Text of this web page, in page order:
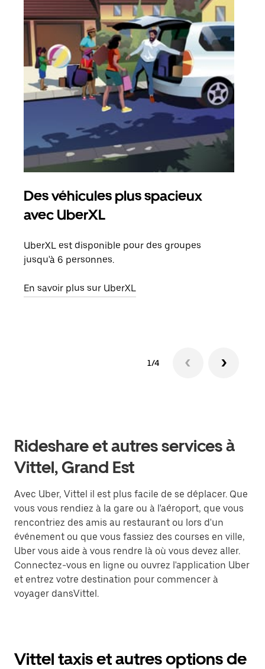
Des véhicules plus spacieux
avec UberXL
UberXL est disponible pour des groupes
jusqu'à 6 personnes.
En savoir plus sur UberXL
1/4
Rideshare et autres services à
Vittel, Grand Est
Avec Uber, Vittel il est plus facile de se déplacer. Que
vous vous rendiez à la gare ou à l'aéroport, que vous
rencontriez des amis au restaurant ou lors d'un
événement ou que vous fassiez des courses en ville,
Uber vous aide à vous rendre là où vous devez aller.
Connectez-vous en ligne ou ouvrez l'application Uber
et entrez votre destination pour commencer à
voyager dansVittel.
Vittel taxis et autres options de